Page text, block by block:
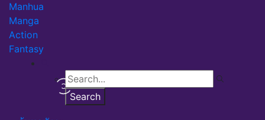
Manhua
Manga
Action
Fantasy